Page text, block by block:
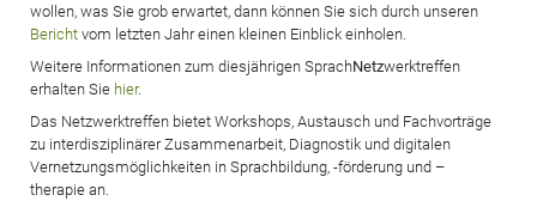
wollen, was Sie grob erwartet, dann können Sie sich durch unseren
Bericht vom letzten Jahr einen kleinen Einblick einholen.
Weitere Informationen zum diesjährigen SprachNetzwerktreffen
erhalten Sie hier.
Das Netzwerktreffen bietet Workshops, Austausch und Fachvorträge
zu interdisziplinärer Zusammenarbeit, Diagnostik und digitalen
Vernetzungsmöglichkeiten in Sprachbildung, -förderung und –
therapie an.